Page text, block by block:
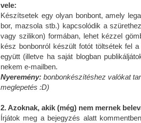
vele:
Készítsetek egy olyan bonbont, amely
bor, mazsola stb.) kapcsolódik a
vagy szilikon) formában, lehet kézzel
kész bonbonról készült fotót töltsétek fel
együtt (illetve ha saját blogban
nekem e-mailben.
Nyeremény: bonbonkészítéshez valókat
meglepetés :D)
2. Azoknak, akik (még) nem mernek
Írjátok meg a bejegyzés alatt